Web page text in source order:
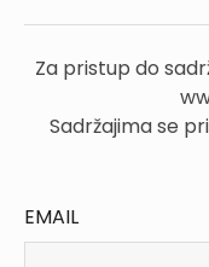
Za pristup do
Sadržajima se
EMAIL